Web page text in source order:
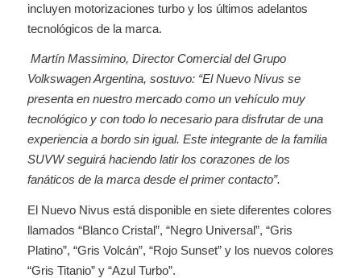
incluyen motorizaciones turbo y los últimos adelantos
tecnológicos de la marca.
Martín Massimino, Director Comercial del Grupo
Volkswagen Argentina, sostuvo: “El Nuevo Nivus se
presenta en nuestro mercado como un vehículo muy
tecnológico y con todo lo necesario para disfrutar de una
experiencia a bordo sin igual. Este integrante de la familia
SUVW seguirá haciendo latir los corazones de los
fanáticos de la marca desde el primer contacto”.
El Nuevo Nivus está disponible en siete diferentes colores
llamados “Blanco Cristal”, “Negro Universal”, “Gris
Platino”, “Gris Volcán”, “Rojo Sunset” y los nuevos colores
“Gris Titanio” y “Azul Turbo”.